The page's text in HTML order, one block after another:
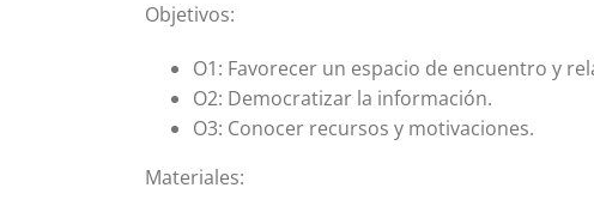
Objetivos:
O1: Favorecer un espacio de encuentro y
O2: Democratizar la información.
O3: Conocer recursos y motivaciones.
Materiales: